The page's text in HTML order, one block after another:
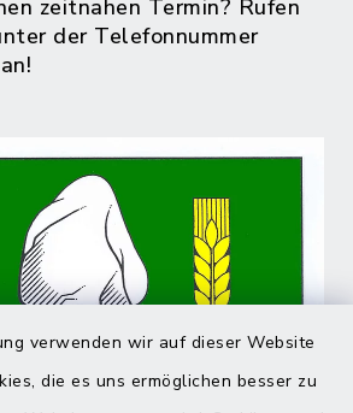
verwenden wir auf dieser Website
die es uns ermöglichen besser zu
zeitnahen Termin? Rufen
der Telefonnummer